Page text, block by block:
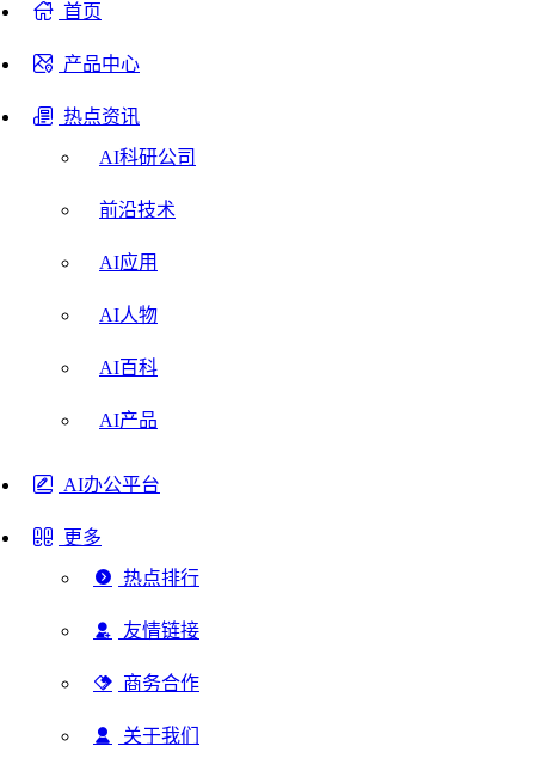
首页
产品中心
热点资讯
AI科研公司
前沿技术
AI应用
AI人物
AI百科
AI产品
AI办公平台
更多
热点排行
友情链接
商务合作
关于我们